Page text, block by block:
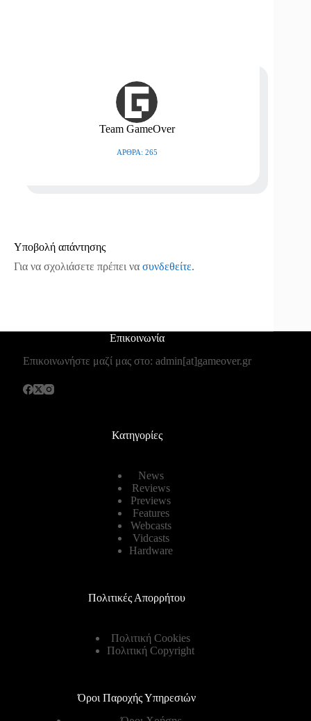
Team GameOver
ΆΡΘΡΑ: 265
Υποβολή απάντησης
Για να σχολιάσετε πρέπει να συνδεθείτε.
Επικοινωνία
Επικοινωνήστε μαζί μας στο: admin[at]gameover.gr
Κατηγορίες
News
Reviews
Previews
Features
Webcasts
Vidcasts
Hardware
Πολιτικές Απορρήτου
Πολιτική Cookies
Πολιτική Copyright
Όροι Παροχής Υπηρεσιών